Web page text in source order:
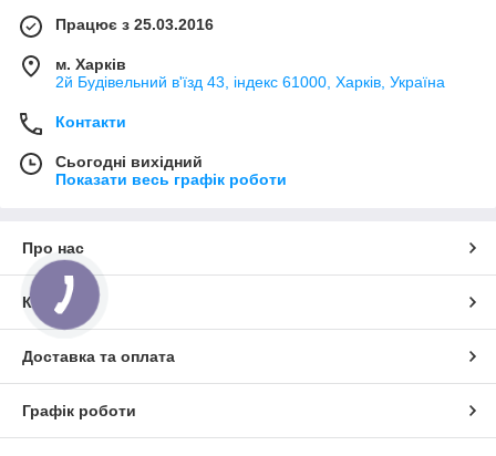
Працює з 25.03.2016
м. Харків
2й Будівельний в'їзд 43, індекс 61000, Харків, Україна
Контакти
Сьогодні вихідний
Показати весь графік роботи
Про нас
Контакти
Доставка та оплата
Графік роботи